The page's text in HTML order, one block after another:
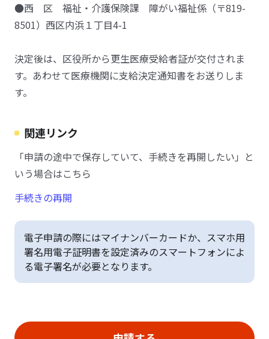
●西 区 福祉・介護保険課 障がい福祉係（〒819-
8501）西区内浜１丁目4-1
決定後は、区役所から更生医療受給者証が交付されま
す。あわせて医療機関に支給決定通知書をお送りしま
す。
関連リンク
「申請の途中で保存していて、手続きを再開したい」と
いう場合はこちら
手続きの再開
電子申請の際にはマイナンバーカードか、スマホ用
署名用電子証明書を設定済みのスマートフォンによ
る電子署名が必要となります。